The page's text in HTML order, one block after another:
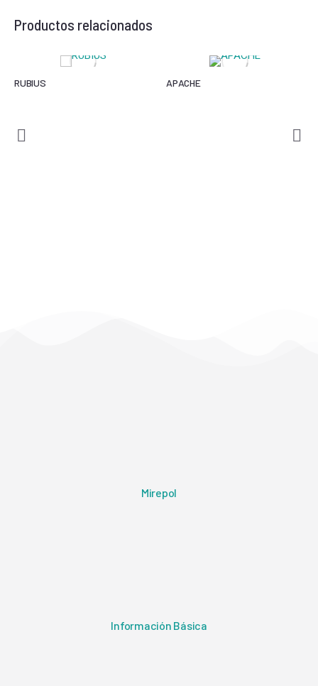
Productos relacionados
RUBIUS APACHE
Mirepol
Información Básica